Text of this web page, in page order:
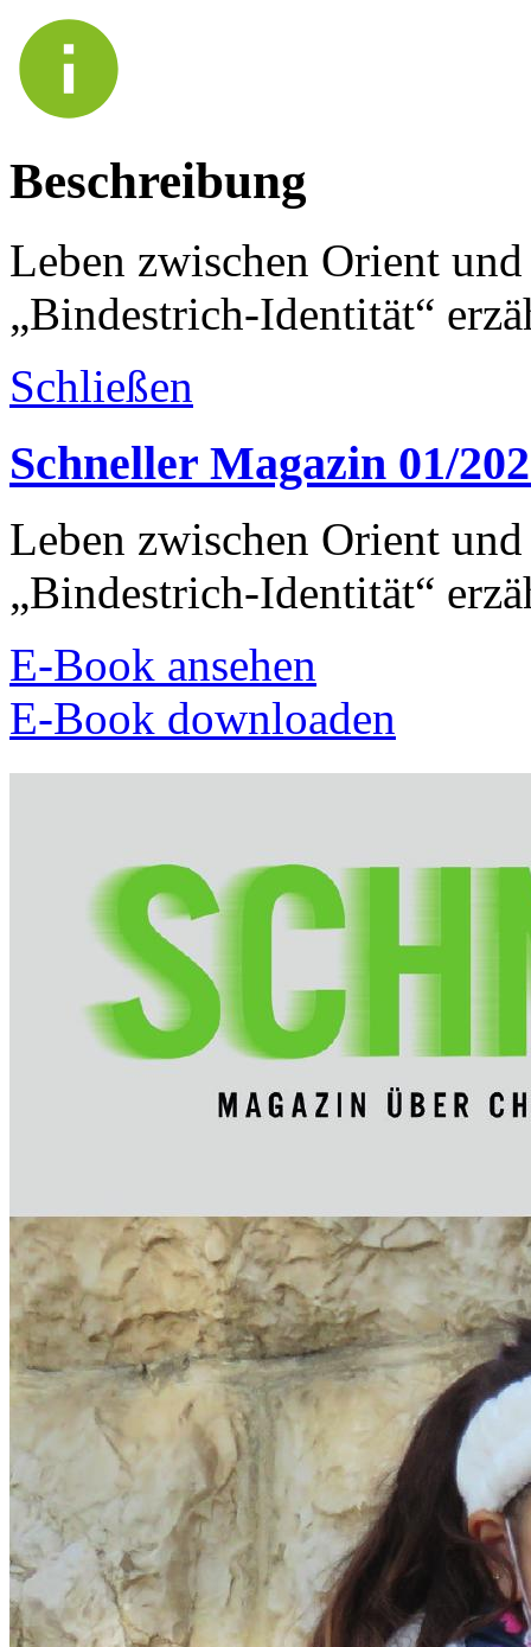
Beschreibung
Leben zwischen Orient
„Bindestrich-Identität“
Schließen
Schneller Magazin 01/
Leben zwischen Orient
„Bindestrich-Identität“
E-Book ansehen
E-Book downloaden